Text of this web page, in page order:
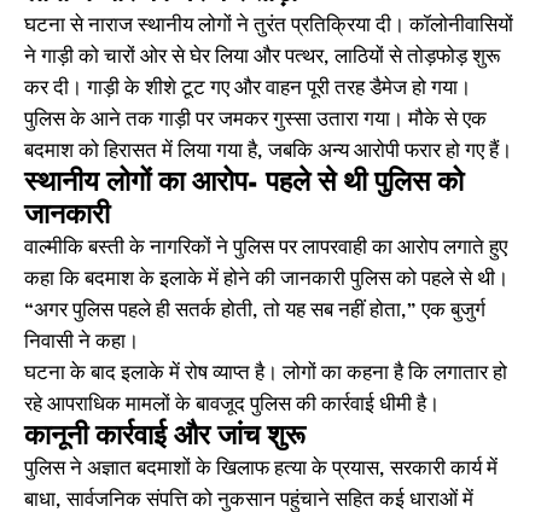
घटना से नाराज स्थानीय लोगों ने तुरंत प्रतिक्रिया दी। कॉलोनीवासियों
ने गाड़ी को चारों ओर से घेर लिया और पत्थर, लाठियों से तोड़फोड़ शुरू
कर दी। गाड़ी के शीशे टूट गए और वाहन पूरी तरह डैमेज हो गया।
पुलिस के आने तक गाड़ी पर जमकर गुस्सा उतारा गया। मौके से एक
बदमाश को हिरासत में लिया गया है, जबकि अन्य आरोपी फरार हो गए हैं।
स्थानीय लोगों का आरोप- पहले से थी पुलिस को
जानकारी
वाल्मीकि बस्ती के नागरिकों ने पुलिस पर लापरवाही का आरोप लगाते हुए
कहा कि बदमाश के इलाके में होने की जानकारी पुलिस को पहले से थी।
“अगर पुलिस पहले ही सतर्क होती, तो यह सब नहीं होता,” एक बुजुर्ग
निवासी ने कहा।
घटना के बाद इलाके में रोष व्याप्त है। लोगों का कहना है कि लगातार हो
रहे आपराधिक मामलों के बावजूद पुलिस की कार्रवाई धीमी है।
कानूनी कार्रवाई और जांच शुरू
पुलिस ने अज्ञात बदमाशों के खिलाफ हत्या के प्रयास, सरकारी कार्य में
बाधा, सार्वजनिक संपत्ति को नुकसान पहुंचाने सहित कई धाराओं में